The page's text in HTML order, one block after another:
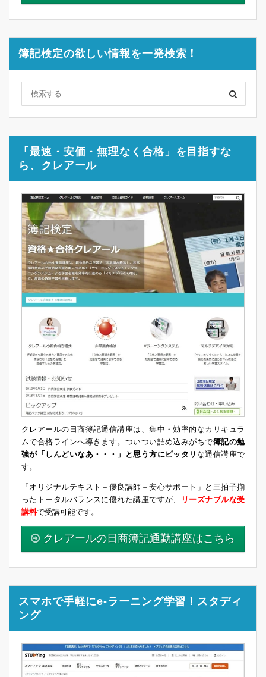
簿記検定の欲しい情報を一発検索！
「最速・安価・無理なく合格」を目指すな
ら、クレアール
クレアールの日商簿記通信講座は、集中・効率的なカリキュラ
ムで合格ラインへ導きます。ついつい詰め込みがちで簿記の勉
強が「しんどいなあ・・・」と思う方にピッタリ な通信講座で
す。
「オリジナルテキスト＋優良講師＋安心サポート」と三拍子揃
ったトータルバランスに優れた講座ですが、
リーズナブルな受
講料で受講可能です。
クレアールの日商簿記通勤講座はこちら
スマホで手軽にe-ラーニング学習！スタディ
ング